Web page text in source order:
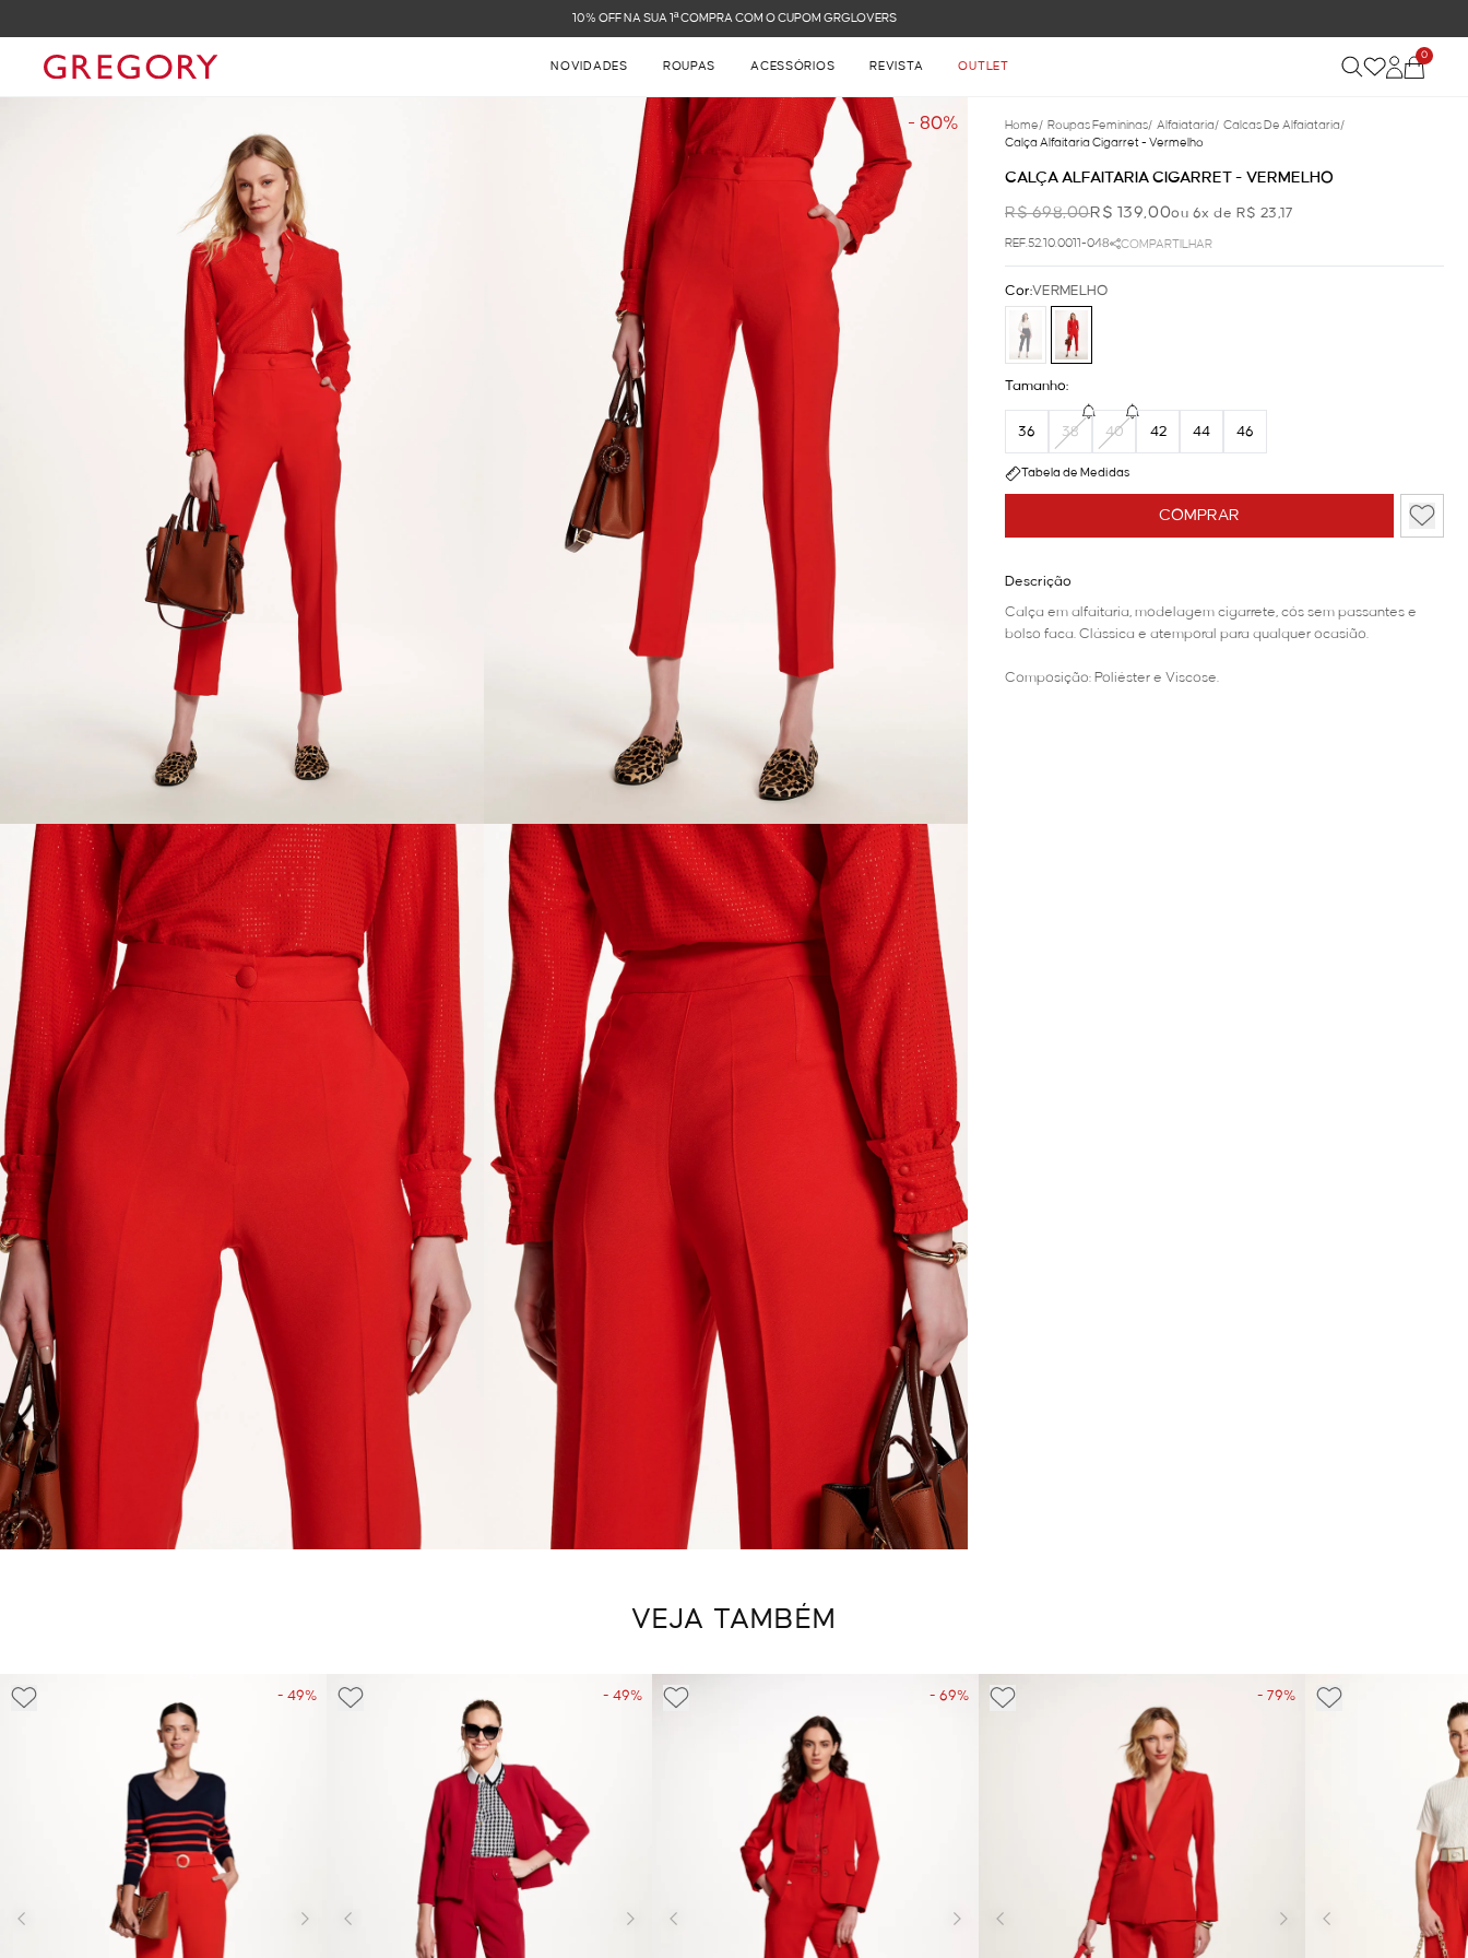
FRETE GRÁTIS NAS COMPRAS ACIMA DE R$ 899
NOVIDADES ROUPAS ACESSÓRIOS REVISTA OUTLET
0
- 80% Home/ Roupas Femininas/ Alfaiataria/ Calcas De Alfaiataria/
Calça Alfaitaria Cigarret - Vermelho
CALÇA ALFAITARIA CIGARRET - VERMELHO
R$ 698,00R$ 139,00ou 6x de R$ 23,17
REF.52.10.0011-048 COMPARTILHAR
COMPRAR
Cor:VERMELHO
Tamanho:
36 38 40 42 44 46
Tabela de Medidas
Descrição
Calça em alfaitaria, modelagem cigarrete, cós sem passantes e
bolso faca. Clássica e atemporal para qualquer ocasião.
Composição: Poliéster e Viscose.
VEJA TAMBÉM
- 49% - 49% - 69% - 79%